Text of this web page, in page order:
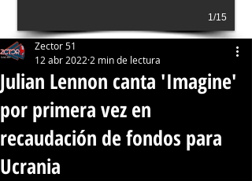
1/15
Julian Lennon canta 'Imagine'
por primera vez en
recaudación de fondos para
Ucrania
Zector 51
12 abr 2022 2 min de lectura